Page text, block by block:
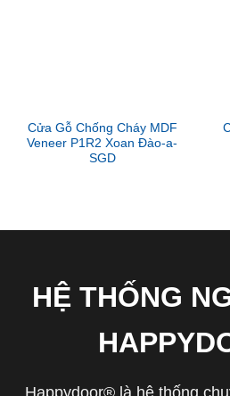
Cửa Gỗ Chống Cháy MDF
Veneer P1R2 Xoan Đào-a-
SGD
HỆ THỐNG
Happydoor® là hệ thống